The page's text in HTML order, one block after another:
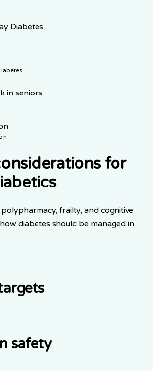
Diabetes
in seniors
for
frailty, and cognitive
diabetes should be managed in
safety